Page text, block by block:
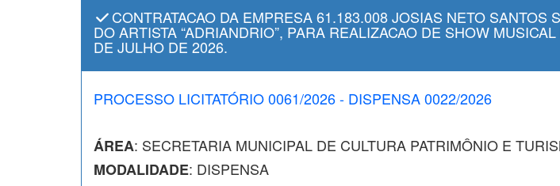
CONTRATACAO DA EMPRESA 61.183.008 JOSIAS NETO
DO ARTISTA “ADRIANDRIO”, PARA REALIZACAO DE SHOW
DE JULHO DE 2026.
PROCESSO LICITATÓRIO 0061/2026 - DISPENSA 0022/2026
ÁREA: SECRETARIA MUNICIPAL DE CULTURA PATRIMÔNIO E
MODALIDADE: DISPENSA